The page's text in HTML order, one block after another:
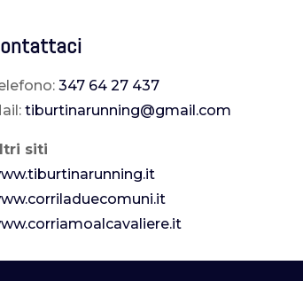
347 64 27 437
tiburtinarunning@gmail.com
siti